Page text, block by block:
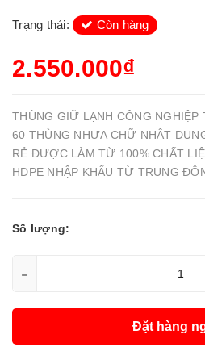
Trạng thái: Còn hàng
2.550.000₫
THÙNG GIỮ LẠNH CÔNG
60 THÙNG NHỰA CHỮ NHẬT
RẺ ĐƯỢC LÀM TỪ 100% CHẤT
HDPE NHẬP KHẨU TỪ TRUNG
Số lượng:
-
Đặt hàng